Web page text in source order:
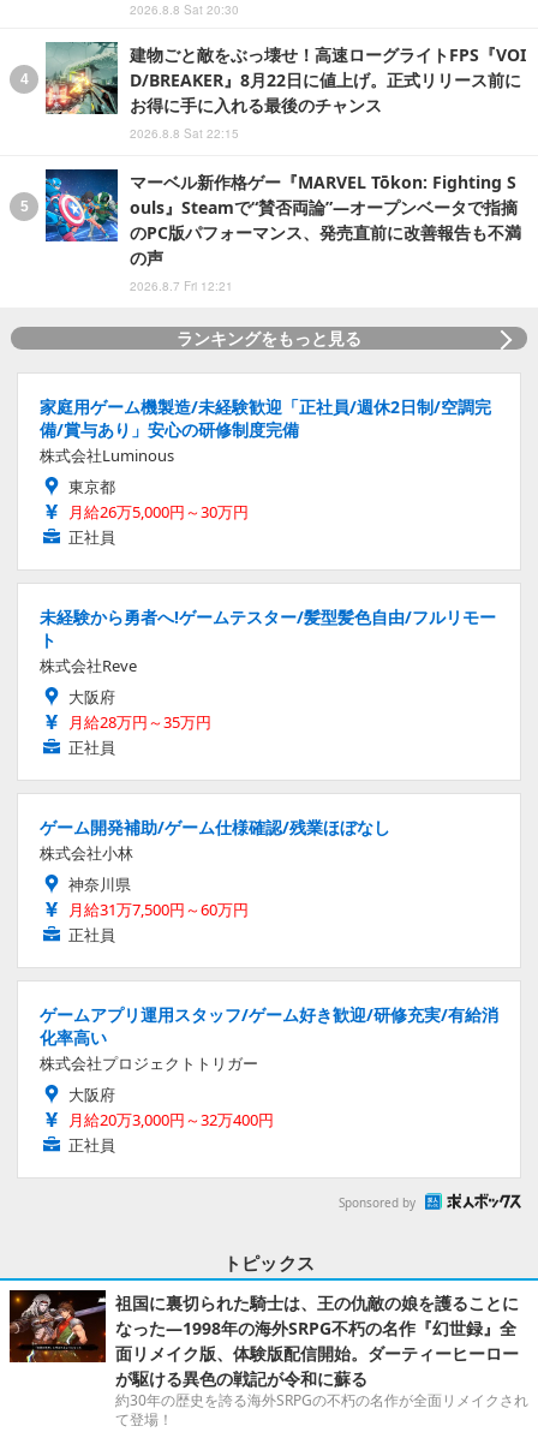
2026.8.8 Sat 20:30
建物ごと敵をぶっ壊せ！高速ローグライトFPS『VOI
D/BREAKER』8月22日に値上げ。正式リリース前に
お得に手に入れる最後のチャンス
2026.8.8 Sat 22:15
マーベル新作格ゲー『MARVEL Tōkon: Fighting S
ouls』Steamで“賛否両論”―オープンベータで指摘
のPC版パフォーマンス、発売直前に改善報告も不満
の声
2026.8.7 Fri 12:21
ランキングをもっと見る
家庭用ゲーム機製造/未経験歓迎「正社員/週休2日制/空調完
備/賞与あり」安心の研修制度完備
株式会社Luminous
東京都
月給26万5,000円～30万円
正社員
未経験から勇者へ!ゲームテスター/髪型髪色自由/フルリモー
ト
株式会社Reve
大阪府
月給28万円～35万円
正社員
ゲーム開発補助/ゲーム仕様確認/残業ほぼなし
株式会社小林
神奈川県
月給31万7,500円～60万円
正社員
ゲームアプリ運用スタッフ/ゲーム好き歓迎/研修充実/有給消
化率高い
株式会社プロジェクトトリガー
大阪府
月給20万3,000円～32万400円
正社員
Sponsored by
トピックス
祖国に裏切られた騎士は、王の仇敵の娘を護ることに
なった―1998年の海外SRPG不朽の名作『幻世録』全
面リメイク版、体験版配信開始。ダーティーヒーロー
が駆ける異色の戦記が令和に蘇る
約30年の歴史を誇る海外SRPGの不朽の名作が全面リメイクされ
て登場！